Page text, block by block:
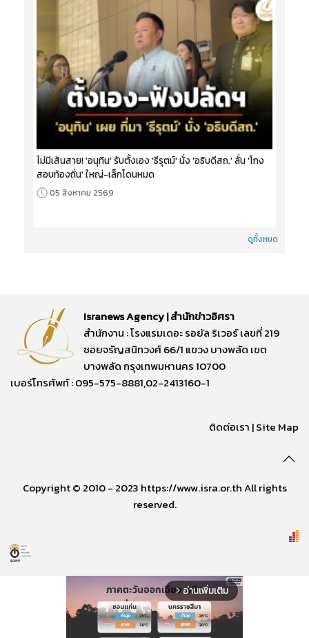
ไม่มีเส้นสาย! 'อนุทิน' รับตั้งเอง 'ธีรุตม์' นั่ง 'อธิบดีสถ.' ลั่น 'โกง
สอบท้องถิ่น' ใหญ่-เล็กโดนหมด
05 สิงหาคม 2569
ดูทั้งหมด
Isranews Agency | สำนักข่าวอิศรา
สำนักงาน : โรงแรมเดอะ รอยัล ริเวอร์ เลขที่ 219
ซอยจรัญสนิทวงศ์ 66/1 แขวง บางพลัด เขต
บางพลัด กรุงเทพมหานคร 10700
เบอร์โทรศัพท์ : 095-575-8881,02-2413160-1
ติดต่อเรา |Site Map
Copyright © 2010 - 2023 https://www.isra.or.th All rights
reserved.
arrow_forward_ios อ่านเพิ่มเติม